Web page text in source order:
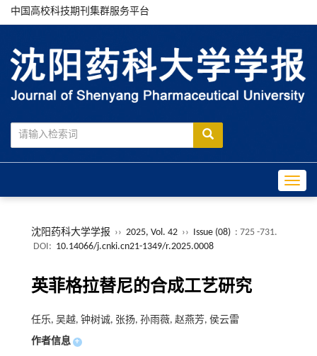
中国高校科技期刊集群服务平台
沈阳药科大学学报 ›› 2025, Vol. 42 ›› Issue (08) : 725 -731.
DOI: 10.14066/j.cnki.cn21-1349/r.2025.0008
英菲格拉替尼的合成工艺研究
任乐, 吴越, 钟树诚, 张扬, 孙雨薇, 赵燕芳, 侯云雷
作者信息 +